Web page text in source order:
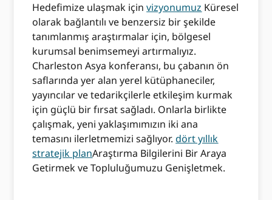
Hedefimize ulaşmak içinvizyonumuz Küresel
olarak bağlantılı ve benzersiz bir şekilde
tanımlanmış araştırmalar için, bölgesel
kurumsal benimsemeyi artırmalıyız.
Charleston Asya konferansı, bu çabanın ön
saflarında yer alan yerel kütüphaneciler,
yayıncılar ve tedarikçilerle etkileşim kurmak
için güçlü bir fırsat sağladı. Onlarla birlikte
çalışmak, yeni yaklaşımımızın iki ana
temasını ilerletmemizi sağlıyor.dört yıllık
stratejik planAraştırma Bilgilerini Bir Araya
Getirmek ve Topluluğumuzu Genişletmek.